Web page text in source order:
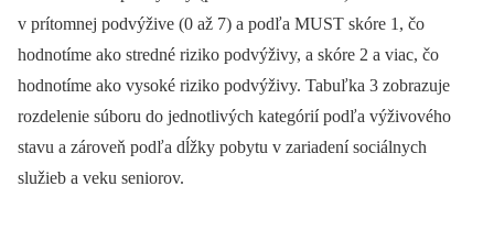
v prítomnej podvýžive (0 až 7) a podľa MUST skóre 1, čo
hodnotíme ako stredné riziko podvýživy, a skóre 2 a viac, čo
hodnotíme ako vysoké riziko podvýživy. Tabuľka 3 zobrazuje
rozdelenie súboru do jednotlivých kategórií podľa výživového
stavu a zároveň podľa dĺžky pobytu v zariadení sociálnych
služieb a veku seniorov.